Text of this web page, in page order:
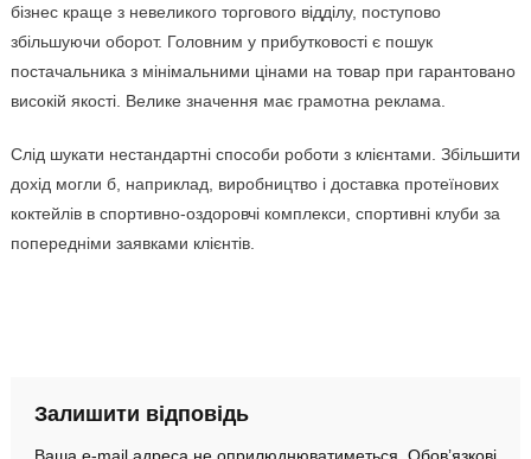
бізнес краще з невеликого торгового відділу, поступово
збільшуючи оборот. Головним у прибутковості є пошук
постачальника з мінімальними цінами на товар при гарантовано
високій якості. Велике значення має грамотна реклама.
Слід шукати нестандартні способи роботи з клієнтами. Збільшити
дохід могли б, наприклад, виробництво і доставка протеїнових
коктейлів в спортивно-оздоровчі комплекси, спортивні клуби за
попередніми заявками клієнтів.
Залишити відповідь